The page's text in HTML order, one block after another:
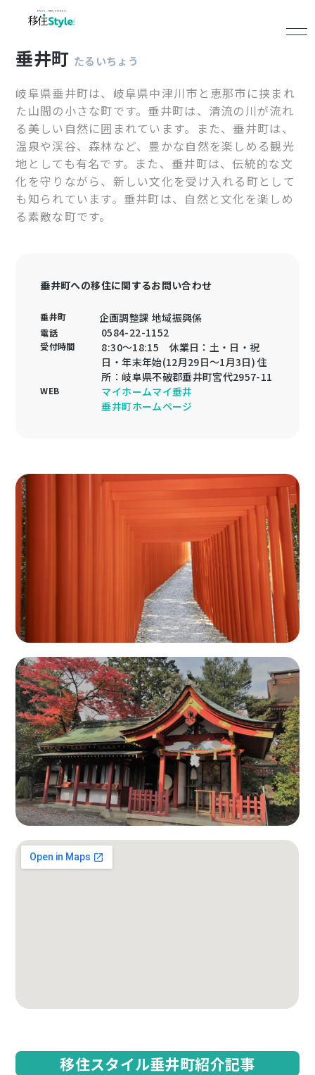
垂井町 たるいちょう
岐阜県垂井町は、岐阜県中津川市と恵那市に挟まれ
た山間の小さな町です。垂井町は、清流の川が流れ
る美しい自然に囲まれています。また、垂井町は、
温泉や渓谷、森林など、豊かな自然を楽しめる観光
地としても有名です。また、垂井町は、伝統的な文
化を守りながら、新しい文化を受け入れる町として
も知られています。垂井町は、自然と文化を楽しめ
る素敵な町です。
垂井町への移住に関するお問い合わせ
垂井町 企画調整課 地域振興係
電話 0584-22-1152
受付時間
8:30～18:15 休業日：土・日・祝
日・年末年始(12月29日～1月3日) 住
所：岐阜県不破郡垂井町宮代2957-11
WEB
マイホームマイ垂井
垂井町ホームページ
移住スタイル垂井町紹介記事